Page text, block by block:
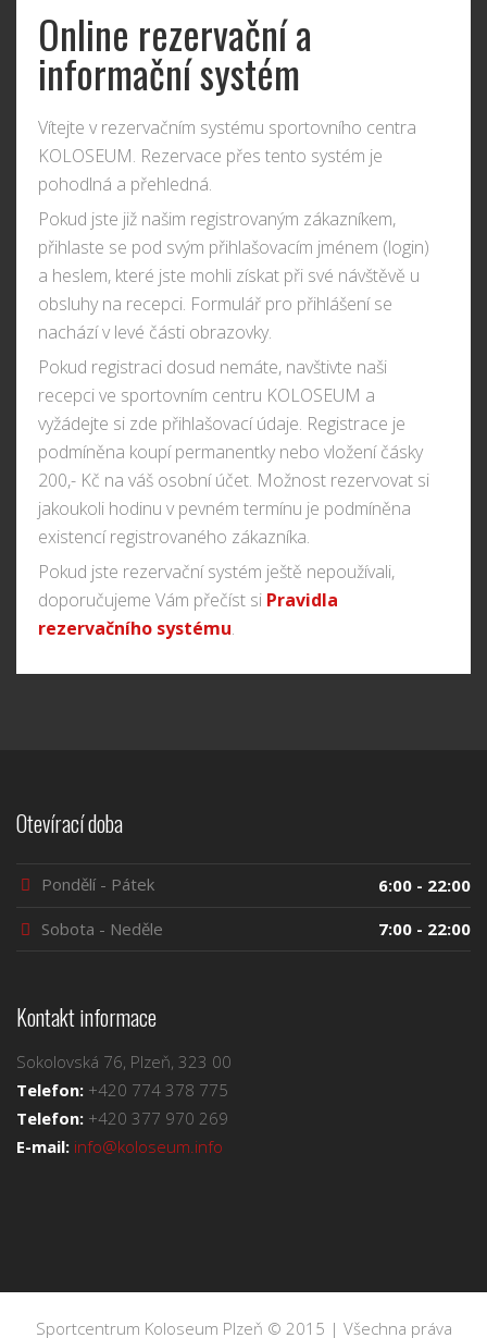
Online rezervační a
informační systém
Vítejte v rezervačním systému sportovního centra
KOLOSEUM. Rezervace přes tento systém je
pohodlná a přehledná.
Pokud jste již našim registrovaným zákazníkem,
přihlaste se pod svým přihlašovacím jménem (login)
a heslem, které jste mohli získat při své návštěvě u
obsluhy na recepci. Formulář pro přihlášení se
nachází v levé části obrazovky.
Pokud registraci dosud nemáte, navštivte naši
recepci ve sportovním centru KOLOSEUM a
vyžádejte si zde přihlašovací údaje. Registrace je
podmíněna koupí permanentky nebo vložení čásky
200,- Kč na váš osobní účet. Možnost rezervovat si
jakoukoli hodinu v pevném termínu je podmíněna
existencí registrovaného zákazníka.
Pokud jste rezervační systém ještě nepoužívali,
doporučujeme Vám přečíst si Pravidla
rezervačního systému.
Otevírací doba
Pondělí - Pátek
6:00 - 22:00
Sobota - Neděle
7:00 - 22:00
Kontakt informace
Sokolovská 76, Plzeň, 323 00
Telefon: +420 774 378 775
Telefon: +420 377 970 269
E-mail: info@koloseum.info
Sportcentrum Koloseum Plzeň © 2015 | Všechna práva